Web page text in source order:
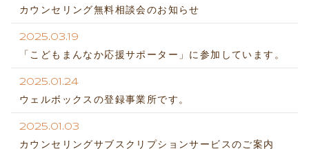
カウンセリング無料相談会のお知らせ
2025.03.19
「こどもまんなか応援サポーター」に参加しています。
2025.01.24
ウェルボックスの登録事業所です。
2025.01.03
カウンセリングサブスクリプションサービスのご案内